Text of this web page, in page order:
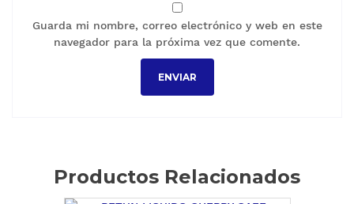
Guarda mi nombre, correo electrónico y web en este
navegador para la próxima vez que comente.
Productos Relacionados